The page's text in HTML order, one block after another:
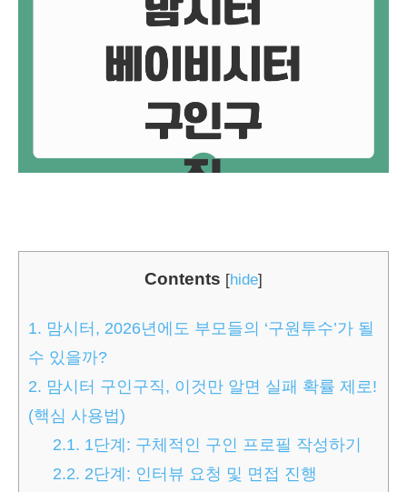
Contents [hide]
1. 맘시터, 2026년에도 부모들의 ‘구원투수’가 될
수 있을까?
2. 맘시터 구인구직, 이것만 알면 실패 확률 제로!
(핵심 사용법)
2.1. 1단계: 구체적인 구인 프로필 작성하기
2.2. 2단계: 인터뷰 요청 및 면접 진행